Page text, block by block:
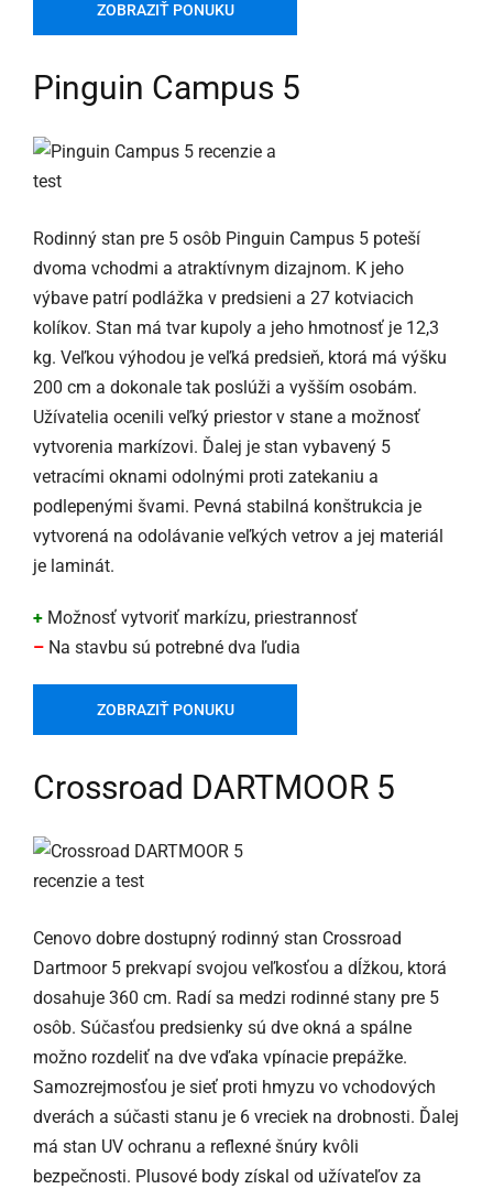
ZOBRAZIŤ PONUKU
Pinguin Campus 5
Rodinný stan pre 5 osôb Pinguin Campus 5 poteší
dvoma vchodmi a atraktívnym dizajnom. K jeho
výbave patrí podlážka v predsieni a 27 kotviacich
kolíkov. Stan má tvar kupoly a jeho hmotnosť je 12,3
kg. Veľkou výhodou je veľká predsieň, ktorá má výšku
200 cm a dokonale tak poslúži a vyšším osobám.
Užívatelia ocenili veľký priestor v stane a možnosť
vytvorenia markízovi. Ďalej je stan vybavený 5
vetracími oknami odolnými proti zatekaniu a
podlepenými švami. Pevná stabilná konštrukcia je
vytvorená na odolávanie veľkých vetrov a jej materiál
je laminát.
+ Možnosť vytvoriť markízu, priestrannosť
– Na stavbu sú potrebné dva ľudia
ZOBRAZIŤ PONUKU
Crossroad DARTMOOR 5
Cenovo dobre dostupný rodinný stan Crossroad
Dartmoor 5 prekvapí svojou veľkosťou a dĺžkou, ktorá
dosahuje 360 cm. Radí sa medzi rodinné stany pre 5
osôb. Súčasťou predsienky sú dve okná a spálne
možno rozdeliť na dve vďaka vpínacie prepážke.
Samozrejmosťou je sieť proti hmyzu vo vchodových
dverách a súčasti stanu je 6 vreciek na drobnosti. Ďalej
má stan UV ochranu a reflexné šnúry kvôli
bezpečnosti. Plusové body získal od užívateľov za